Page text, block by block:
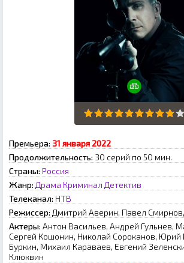
Премьера: З1 янвapя 2022
Продолжительность: 30 серий по 50 мин.
Страны: Россия
Жанр: Драма Криминал Детектив
Телеканал: НТВ
Режиссер: Дмитрий Аверин, Павел
Актеры: Антон Васильев, Андрей Гульнев,
Сергей Кошонин, Николай Сороканов, Юрий
Буркин, Михаил Караваев, Евгений
Клюквин